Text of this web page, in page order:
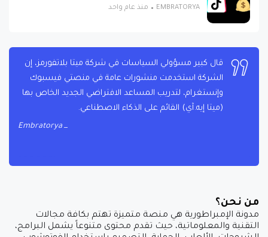
EMBRATORYA منذ عام واحد
قال كبير مسؤولي السياسات في شركة ميتا بلاتفورمز، إن
الشركة استخدمت منشورات عامة في منصتي فيسبوك
وإنستغرام، لتدريب المساعد الافتراضي الجديد الخاص بها
(ميتا إيه.آي) القائم على الذكاء الاصطناعي.
Embratorya
من نحن؟
مدونة الإمبراطورية هي منصة متميزة تهتم بكافة مجالات
التقنية والمعلوماتية، حيث تقدم محتوى متنوعاً يشمل البرامج،